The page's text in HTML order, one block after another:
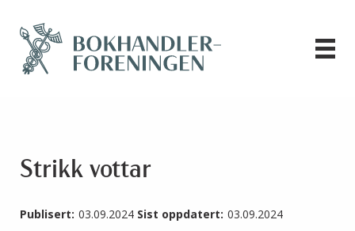
Strikk vottar
Publisert: 03.09.2024 Sist oppdatert: 03.09.2024